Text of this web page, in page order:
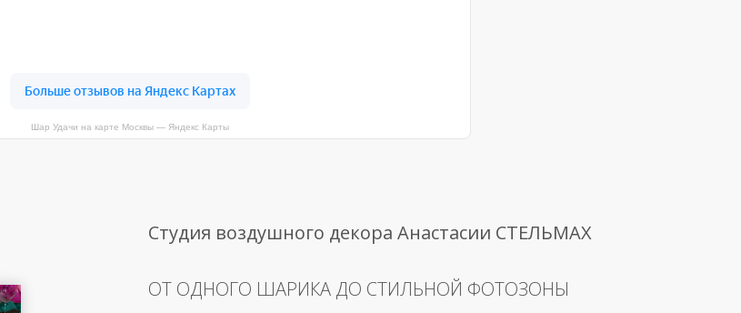
Шар Удачи на карте Москвы — Яндекс Карты
Студия воздушного декора Анастасии СТЕЛЬМАХ
ОТ ОДНОГО ШАРИКА ДО СТИЛЬНОЙ ФОТОЗОНЫ